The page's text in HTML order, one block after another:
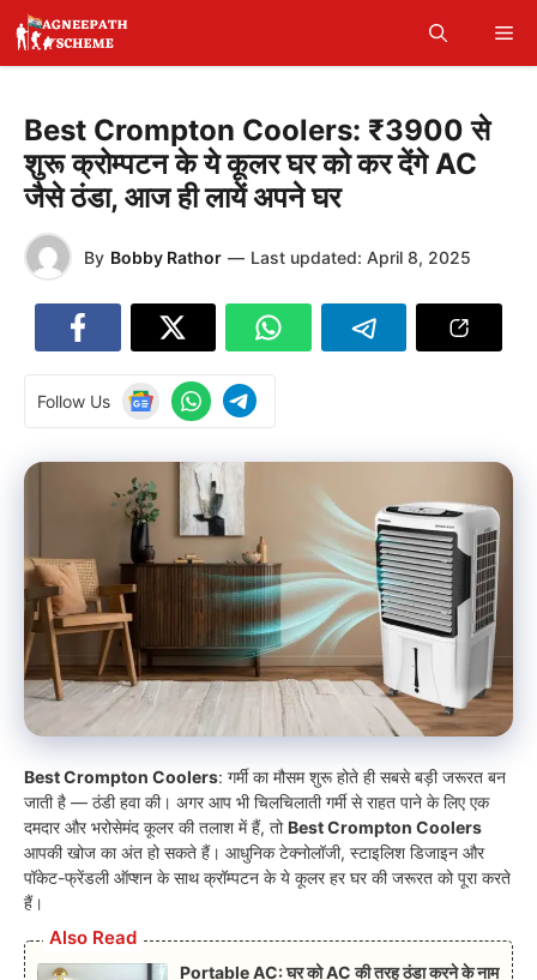
Skip
content
Best Crompton Coolers: ₹3900 से
शुरू क्रोम्पटन के ये कूलर घर को कर देंगे AC
जैसे ठंडा, आज ही लायें अपने घर
By Bobby Rathor — Last updated: April 8, 2025
Follow Us
Best Crompton Coolers: गर्मी का मौसम शुरू होते ही सबसे बड़ी जरूरत बन
जाती है — ठंडी हवा की। अगर आप भी चिलचिलाती गर्मी से राहत पाने के लिए एक
दमदार और भरोसेमंद कूलर की तलाश में हैं, तोBest Crompton Coolers
आपकी खोज का अंत हो सकते हैं। आधुनिक टेक्नोलॉजी, स्टाइलिश डिजाइन और
पॉकेट-फ्रेंडली ऑप्शन के साथ क्रॉम्पटन के ये कूलर हर घर की जरूरत को पूरा करते
हैं।
Also Read
Portable AC: घर को AC की तरह ठंडा करने के नाम